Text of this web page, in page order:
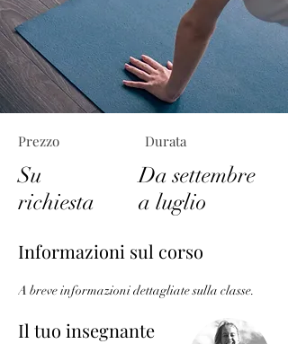
Prezzo
Su
richiesta
Durata
Da settembre
a luglio
Informazioni sul corso
A breve informazioni dettagliate sulla classe.
Il tuo insegnante